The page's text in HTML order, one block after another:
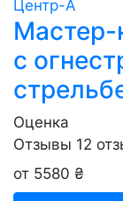
Центр-А
Мастер-
с
Оценка
Отзывы 12
от 5580 ₴